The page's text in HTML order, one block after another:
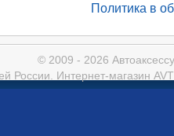
Политика в
© 2009 - 2026
России. Интернет-магазин